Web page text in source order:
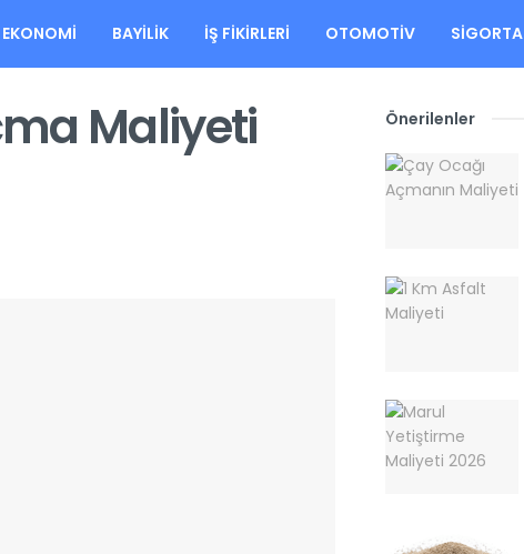
EKONOMI BAYILIK İŞ FIKIRLERI OTOMOTIV SIGORTA
Maliyeti
Önerilenler